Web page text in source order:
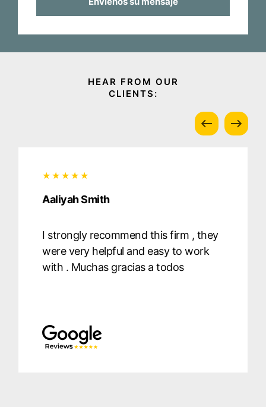
Aaliyah Smith
I strongly recommend this firm , they
were very helpful and easy to work
with . Muchas gracias a todos